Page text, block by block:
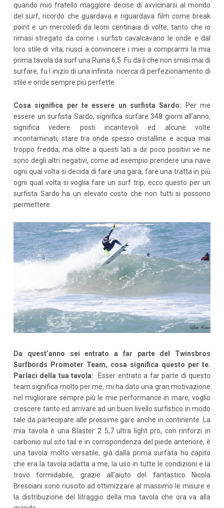
quando mio fratello maggiore decise di avvicinarsi al mondo
del surf, ricordo che guardava e riguardava film come break
point e un mercoledì da leoni centinaia di volte, tanto che io
rimasi stregato da come i surfisti cavalcavano le onde e dal
loro stile di vita; riuscì a convincere i miei a comprarmi la mia
prima tavola da surf una Ruina 6,5. Fu da li che non smisi mai di
surfare, fu l inizio di una infinita ricerca di perfezionamento di
stile e onde sempre più perfette.
Cosa significa per te essere un surfista Sardo: Per me
essere un surfista Sardo, significa surfare 348 giorni all’anno,
significa vedere posti incantevoli ed alcune volte
incontaminati, stare tra onde spesso cristalline e acqua mai
troppo fredda; ma oltre a questi lati a dir poco positivi ve ne
sono degli altri negativi, come ad esempio prendere una nave
ogni qual volta si decida di fare una gara, fare una tratta in più
ogni qual volta si voglia fare un surf trip, ecco questo per un
surfista Sardo ha un elevato costo che non tutti si possono
permettere.
Da quest’anno sei entrato a far parte del Twinsbros
Surfbords Promoter Team, cosa significa questo per te.
Parlaci della tua tavola:
Esser entrato a far parte di questo
team significa molto per me, mi ha dato una gran motivazione
nel migliorare sempre più le mie performance in mare, voglio
crescere tanto ed arrivare ad un buon livello surfistico in modo
tale da partecipare alle prossime gare anche in continente. La
mia tavola è una Blaster 2 5,7 ultra light pro, con rinforzi in
carbonio sul sito tail e in corrispondenza del piede anteriore, è
una tavola molto versatile, già dalla prima surfata ho capito
che era la tavola adatta a me, la uso in tutte le condizioni e la
trovo formidabile, grazie all’aiuto del fantastico Nicola
Bresciani sono riuscito ad ottimizzare al massimo le misure e
la distribuzione del litraggio della mia tavola che ora va alla